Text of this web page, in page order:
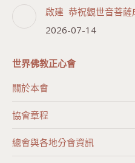
啟建 恭祝觀世音菩薩
2026-07-14
世界佛教正心會
關於本會
協會章程
總會與各地分會資訊